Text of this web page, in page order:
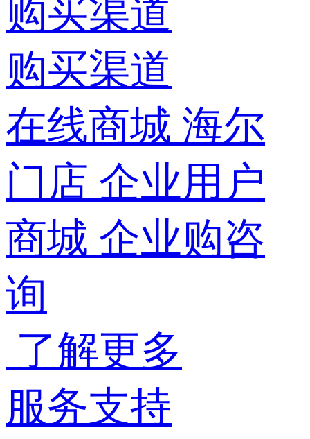
购买渠道
购买渠道
在线商城 海尔
门店 企业用户
商城 企业购咨
询
了解更多
服务支持